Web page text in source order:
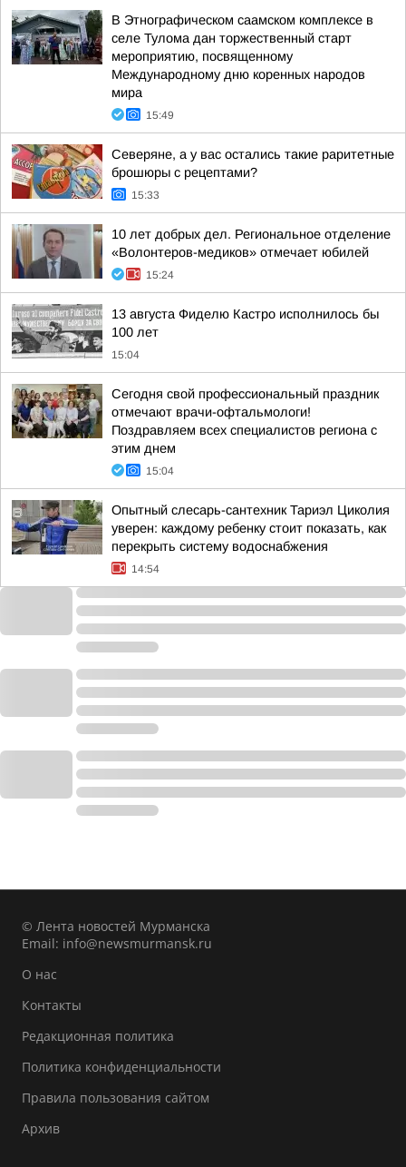
В Этнографическом саамском комплексе в
селе Тулома дан торжественный старт
мероприятию, посвященному
Международному дню коренных народов
мира
15:49
Северяне, а у вас остались такие раритетные
брошюры с рецептами?
15:33
10 лет добрых дел. Региональное отделение
«Волонтеров-медиков» отмечает юбилей
15:24
13 августа Фиделю Кастро исполнилось бы
100 лет
15:04
Сегодня свой профессиональный праздник
отмечают врачи-офтальмологи!
Поздравляем всех специалистов региона с
этим днем
15:04
Опытный слесарь-сантехник Тариэл Циколия
уверен: каждому ребенку стоит показать, как
перекрыть систему водоснабжения
14:54
© Лента новостей Мурманска
Email: info@newsmurmansk.ru
О нас
Контакты
Редакционная политика
Политика конфиденциальности
Правила пользования сайтом
Архив